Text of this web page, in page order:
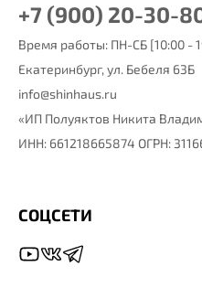
+7 (900) 20-30-
Время работы: ПН-СБ [10:00 -
Екатеринбург, ул. Бебеля 63Б
info@shinhaus.ru
«ИП Полуяктов Никита
ИНН: 661218665874 ОГРН:
СОЦСЕТИ